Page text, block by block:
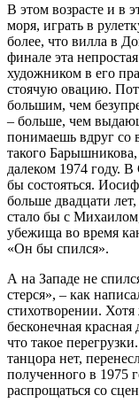
В этом возрасте и в
моря, играть в
более, что вилла в
финале эта
художником в его
стоячую овацию.
большим, чем
– больше, чем
понимаешь вдруг со
такого Барышникова,
далеком 1974 году.
бы состояться.
больше двадцати
стало бы с
убежища во время
«Он бы спился».
А на Западе не
стерся», – как
стихотворении.
бесконечная
что такое
танцора нет,
полученного в 1975
распрощаться со